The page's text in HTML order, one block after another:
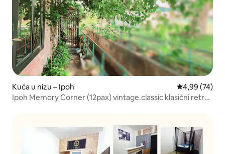
Kuća u nizu – Ipoh Prosječna
4,99 (74)
Ipoh Memory Corner (12pax) vintage.classic klasični retro.